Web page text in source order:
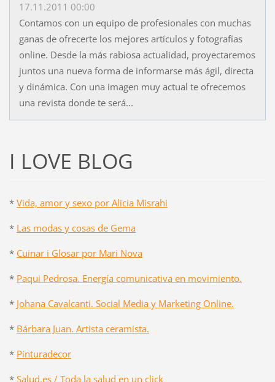
17.11.2011 00:00
Contamos con un equipo de profesionales con muchas
ganas de ofrecerte los mejores artículos y fotografías
online. Desde la más rabiosa actualidad, proyectaremos
juntos una nueva forma de informarse más ágil, directa
y dinámica. Con una imagen muy actual te ofrecemos
una revista donde te será...
I LOVE BLOG
* Vida, amor y sexo por Alicia Misrahi
* Las modas y cosas de Gema
* Cuinar i Glosar por Mari Nova
* Paqui Pedrosa. Energía comunicativa en movimiento.
* Johana Cavalcanti. Social Media y Marketing Online.
* Bárbara Juan. Artista ceramista.
* Pinturadecor
* Salud.es / Toda la salud en un click